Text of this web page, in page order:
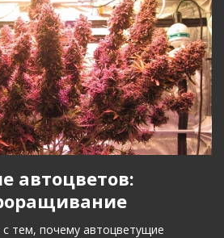
автоцветов:
тем, почему автоцветущие